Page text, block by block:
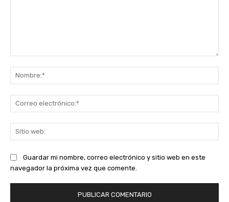
Guardar mi nombre, correo electrónico y sitio web en este
navegador la próxima vez que comente.